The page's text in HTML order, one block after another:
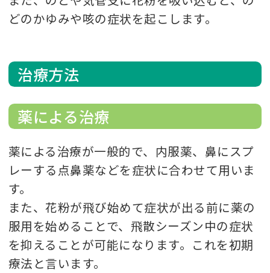
どのかゆみや咳の症状を起こします。
治療方法
薬による治療
薬による治療が一般的で、内服薬、鼻にスプ
レーする点鼻薬などを症状に合わせて用いま
す。
また、花粉が飛び始めて症状が出る前に薬の
服用を始めることで、飛散シーズン中の症状
を抑えることが可能になります。これを初期
療法と言います。